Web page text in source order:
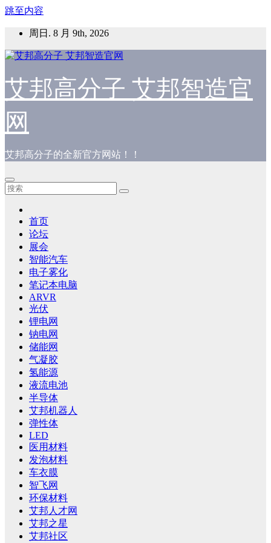
跳至内容
周日. 8 月 9th, 2026
艾邦高分子 艾邦智造官
网
艾邦高分子的全新官方网站！！
首页
论坛
展会
智能汽车
电子雾化
笔记本电脑
ARVR
光伏
锂电网
钠电网
储能网
气凝胶
氢能源
液流电池
半导体
艾邦机器人
弹性体
LED
医用材料
发泡材料
车衣膜
智飞网
环保材料
艾邦人才网
艾邦之星
艾邦社区